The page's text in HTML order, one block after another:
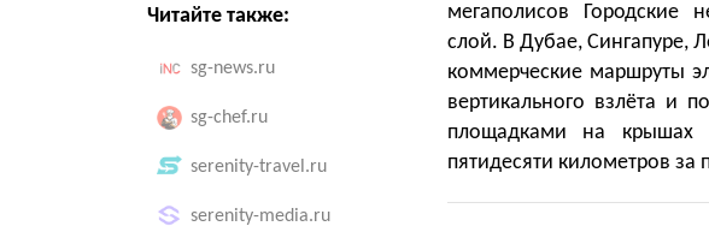
Читайте также:
sg-news.ru
sg-chef.ru
serenity-travel.ru
serenity-media.ru
мегаполисов Городские
слой. В Дубае, Сингапуре,
коммерческие маршруты
вертикального взлёта и
площадками на крышах
пятидесяти километров за